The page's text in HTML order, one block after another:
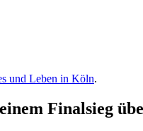
und Leben in Köln.
Finalsieg